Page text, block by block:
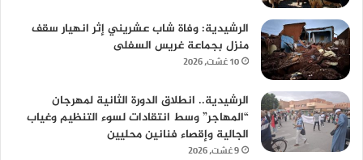
الرشيدية: وفاة شاب عشريني إثر انهيار سقف
منزل بجماعة غريس السفلى
10 غشت، 2026
الرشيدية.. انطلاق الدورة الثانية لمهرجان
“المهاجر” وسط انتقادات لسوء التنظيم وغياب
الجالية وإقصاء فنانين محليين
9 غشت، 2026